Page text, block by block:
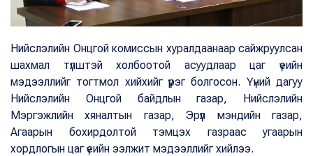
Нийслэлийн Онцгой комиссын хуралдаанаар сайжруулсан
шахмал түлштэй холбоотой асуудлаар цаг үеийн
мэдээллийг тогтмол хийхийг үүрэг болгосон. Үүний дагуу
Нийслэлийн Онцгой байдлын газар, Нийслэлийн
Мэргэжлийн хяналтын газар, Эрүүл мэндийн газар,
Агаарын бохирдолтой тэмцэх газраас угаарын
хордлогын цаг үеийн ээлжит мэдээллийг хийлээ.